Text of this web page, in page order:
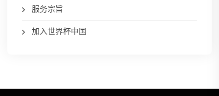
服务宗旨
加入世界杯中国